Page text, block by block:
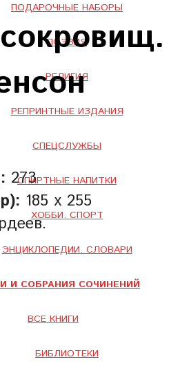
ПОДАРОЧНЫЕ НАБОРЫ
ПОЭЗИЯ
РЕЛИГИЯ
РЕПРИНТНЫЕ ИЗДАНИЯ
СПЕЦСЛУЖБЫ
СПИРТНЫЕ НАПИТКИ
ХОББИ. СПОРТ
ЭНЦИКЛОПЕДИИ. СЛОВАРИ
И СОБРАНИЯ СОЧИНЕНИЙ
ВСЕ КНИГИ
БИБЛИОТЕКИ
273
185 х 255